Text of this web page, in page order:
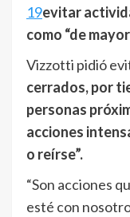
19evitar
como “de
Vizzotti pidió
cerrados, por
personas
acciones
o reírse”.
“Son acciones
esté con